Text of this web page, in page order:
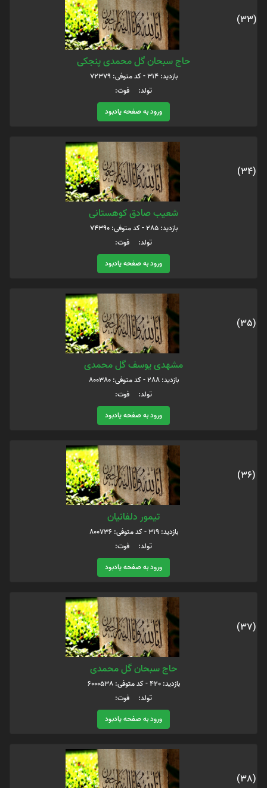
(33)
حاج سبحان گل محمدی پنجکی
بازدید: 314 - کد متوفی: 72379
تولد: فوت:
ورود به صفحه یادبود
(34)
شعیب صادق کوهستانی
بازدید: 285 - کد متوفی: 74390
تولد: فوت:
ورود به صفحه یادبود
(35)
مشهدی یوسف گل محمدی
بازدید: 288 - کد متوفی: 800380
تولد: فوت:
ورود به صفحه یادبود
(36)
تیمور دلفانیان
بازدید: 319 - کد متوفی: 800736
تولد: فوت:
ورود به صفحه یادبود
(37)
حاج سبحان گل محمدی
بازدید: 420 - کد متوفی: 6000538
تولد: فوت:
ورود به صفحه یادبود
(38)